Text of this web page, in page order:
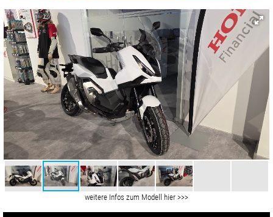
weitere Infos zum Modell hier >>>